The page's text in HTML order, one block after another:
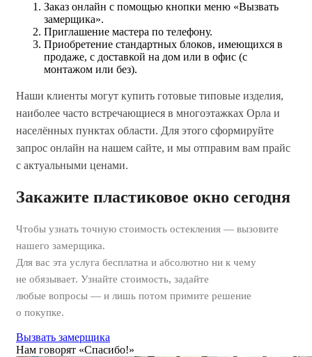
Заказ онлайн с помощью кнопки меню «Вызвать
замерщика».
Приглашение мастера по телефону.
Приобретение стандартных блоков, имеющихся в
продаже, с доставкой на дом или в офис (с
монтажом или без).
Наши клиенты могут купить готовые типовые изделия,
наиболее часто встречающиеся в многоэтажках Орла и
населённых пунктах области. Для этого сформируйте
запрос онлайн на нашем сайте, и мы отправим вам прайс
с актуальными ценами.
Закажите пластиковое окно сегодня
Чтобы узнать точную стоимость остекления — вызовите
нашего замерщика.
Для вас эта услуга бесплатна и абсолютно ни к чему
не обязывает. Узнайте стоимость, задайте
любые вопросы — и лишь потом примите решение
о покупке.
Вызвать замерщика
Нам говорят «Спасибо!»